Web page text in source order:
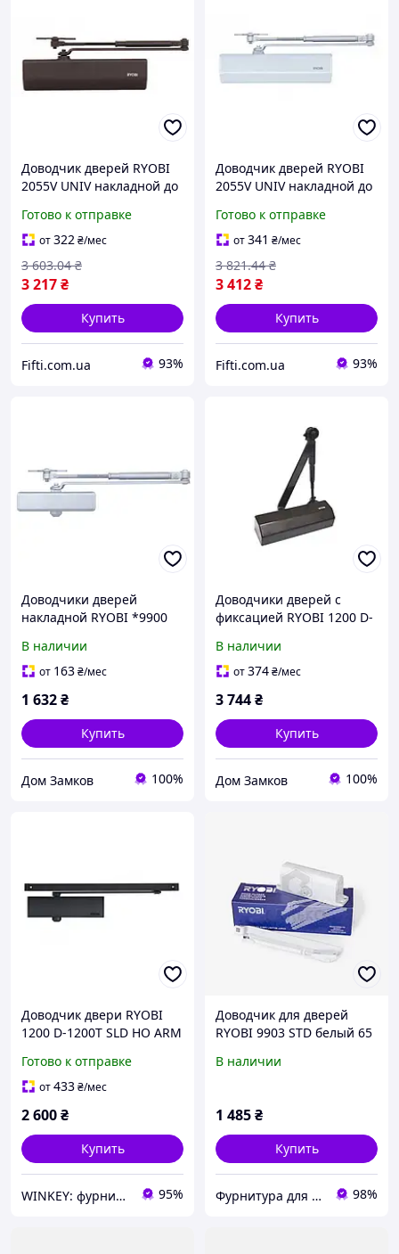
Доводчик дверей RYOBI
2055V UNIV накладной до
коричневый(400063067)
Готово к отправке
от322₴/мес
3 217₴
3 603.04 ₴
Купить
Fifti.com.ua 93%
Доводчик дверей RYOBI
2055V UNIV накладной до
серебристый(400063067)
Готово к отправке
от341 ₴/мес
3 412₴
3 821.44 ₴
Купить
Fifti.com.ua 93%
Доводчики дверей
накладной RYOBI *9900
EN_2/3 до_65кг 965мм
В наличии
от 163₴/мес
1 632₴
Купить
Дом Замков 100%
Доводчики дверей с
фиксацией RYOBI 1200 D-
SLD_HO_ARM EN_3 60кг
950мм RY37000016021
В наличии
от374₴/мес
3 744₴
Купить
Дом Замков 100%
Доводчик двери RYOBI
1200 D-1200Т SLD HO ARM
коричневый
Готово к отправке
от433₴/мес
2 600₴
Купить
WINKEY: фурнитура для окон и дверей 95%
Доводчик для дверей
RYOBI 9903 STD белый 65
В наличии
1 485₴
Купить
Фурнитура для окон и дверей 98%